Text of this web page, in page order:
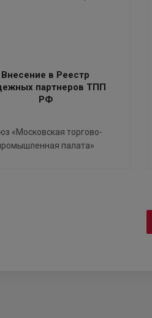
Внесение в Реестр
партнеров ТПП
РФ
«Московская торгово-
палата»